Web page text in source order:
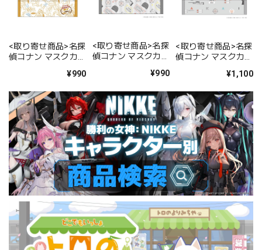
<取り寄せ商品>名探
偵コナン マスクカバ
¥990
<取り寄せ商品>名探
偵コナン マスクカバ
¥990
<取り寄せ商品>名探
偵コナン マスクカバ
¥1,100